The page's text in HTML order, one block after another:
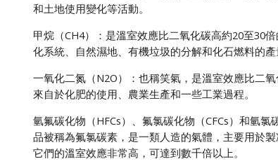
和土地使用變化等活動。
甲烷（CH4）：是溫室效應比二氧化碳高約20至30
化系統、自然濕地、有機垃圾的分解和化石燃料的產
一氧化二氮（N2O）：也稱笑氣，是溫室效應比二
來自於化肥的使用、農業生產和一些工業過程。
氫氟碳化物（HFCs）、氟氯碳化物（CFCs）和氫氯
品被稱為氟氯碳素，是一類人造的氣體，主要用於製
它們的溫室效應非常高，可達到數千倍以上。